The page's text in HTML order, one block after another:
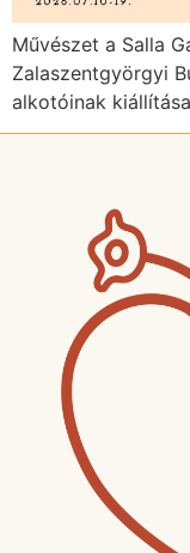
Művészet a Salla
Zalaszentgyörgyi
alkotóinak